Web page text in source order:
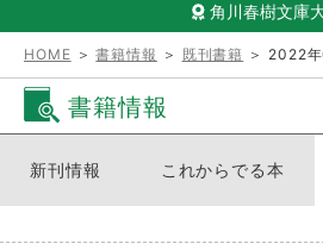
角川春樹文庫
HOME ＞書籍情報 ＞ 既刊書籍 ＞ 2022
書籍情報
新刊情報 これからでる本